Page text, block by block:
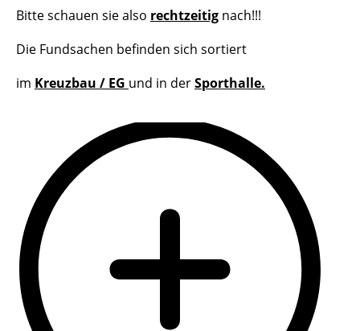
Bitte schauen sie also rechtzeitig nach!!!
Die Fundsachen befinden sich sortiert
im Kreuzbau / EG und in derSporthalle.